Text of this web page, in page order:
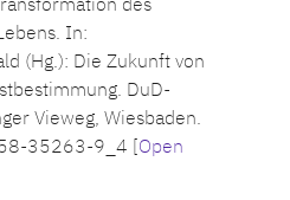
In:
(Hg.): Die Zukunft von
DuD-
Vieweg, Wiesbaden.
35263-9_4 [Open